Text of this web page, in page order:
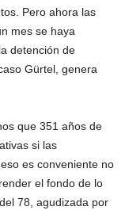
Pero ahora las
mes se haya
detención de
Gürtel, genera
que 351 años de
si las
es conveniente no
el fondo de lo
78, agudizada por